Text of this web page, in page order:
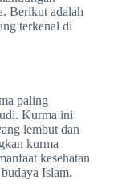
Berikut adalah
terkenal di
paling
Kurma ini
lembut dan
kurma
kesehatan
Islam.